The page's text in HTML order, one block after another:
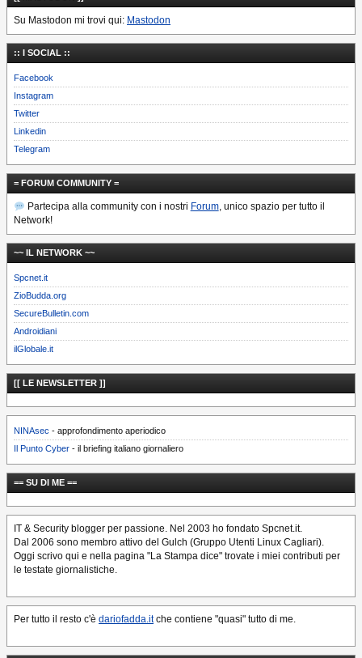
Su Mastodon mi trovi qui: Mastodon
:: I SOCIAL ::
Facebook
Instagram
Twitter
Linkedin
Telegram
= FORUM COMMUNITY =
Partecipa alla community con i nostri Forum, unico spazio per tutto il
Network!
~~ IL NETWORK ~~
Spcnet.it
ZioBudda.org
SecureBulletin.com
Androidiani
ilGlobale.it
[[ LE NEWSLETTER ]]
NINAsec - approfondimento aperiodico
Il Punto Cyber - il briefing italiano giornaliero
== SU DI ME ==
IT & Security blogger per passione. Nel 2003 ho fondato Spcnet.it.
Dal 2006 sono membro attivo del Gulch (Gruppo Utenti Linux Cagliari).
Oggi scrivo qui e nella pagina "La Stampa dice" trovate i miei contributi per
le testate giornalistiche.
Per tutto il resto c'è dariofadda.itche contiene "quasi" tutto di me.